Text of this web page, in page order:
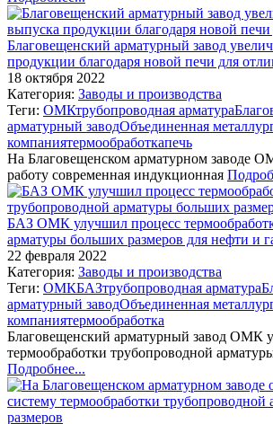
Благовещенский арматурный завод
продукции благодаря новой печи для
18 октября 2022
Категория: Заводы и производства
Теги: ОМКтрубопроводная арматура
арматурный заводОбъединенная
компаниятермообработкапечь
На Благовещенском арматурном заводе
работу современная индукционная
БАЗ ОМК улучшил процесс
арматуры больших размеров для нефти и
22 февраля 2022
Категория: Заводы и производства
Теги: ОМКБАЗтрубопроводная арматура
арматурный заводОбъединенная
компаниятермообработка
Благовещенский арматурный завод ОМК
термообработки трубопроводной
Подробнее...